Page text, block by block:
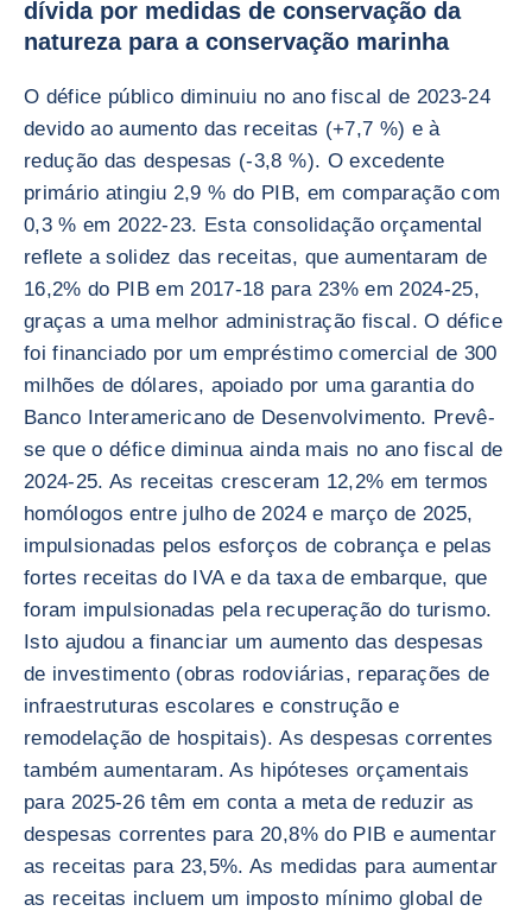
dívida por medidas de conservação da
natureza para a conservação marinha
O défice público diminuiu no ano fiscal de 2023-24
devido ao aumento das receitas (+7,7 %) e à
redução das despesas (-3,8 %). O excedente
primário atingiu 2,9 % do PIB, em comparação com
0,3 % em 2022-23. Esta consolidação orçamental
reflete a solidez das receitas, que aumentaram de
16,2% do PIB em 2017-18 para 23% em 2024-25,
graças a uma melhor administração fiscal. O défice
foi financiado por um empréstimo comercial de 300
milhões de dólares, apoiado por uma garantia do
Banco Interamericano de Desenvolvimento. Prevê-
se que o défice diminua ainda mais no ano fiscal de
2024-25. As receitas cresceram 12,2% em termos
homólogos entre julho de 2024 e março de 2025,
impulsionadas pelos esforços de cobrança e pelas
fortes receitas do IVA e da taxa de embarque, que
foram impulsionadas pela recuperação do turismo.
Isto ajudou a financiar um aumento das despesas
de investimento (obras rodoviárias, reparações de
infraestruturas escolares e construção e
remodelação de hospitais). As despesas correntes
também aumentaram. As hipóteses orçamentais
para 2025-26 têm em conta a meta de reduzir as
despesas correntes para 20,8% do PIB e aumentar
as receitas para 23,5%. As medidas para aumentar
as receitas incluem um imposto mínimo global de